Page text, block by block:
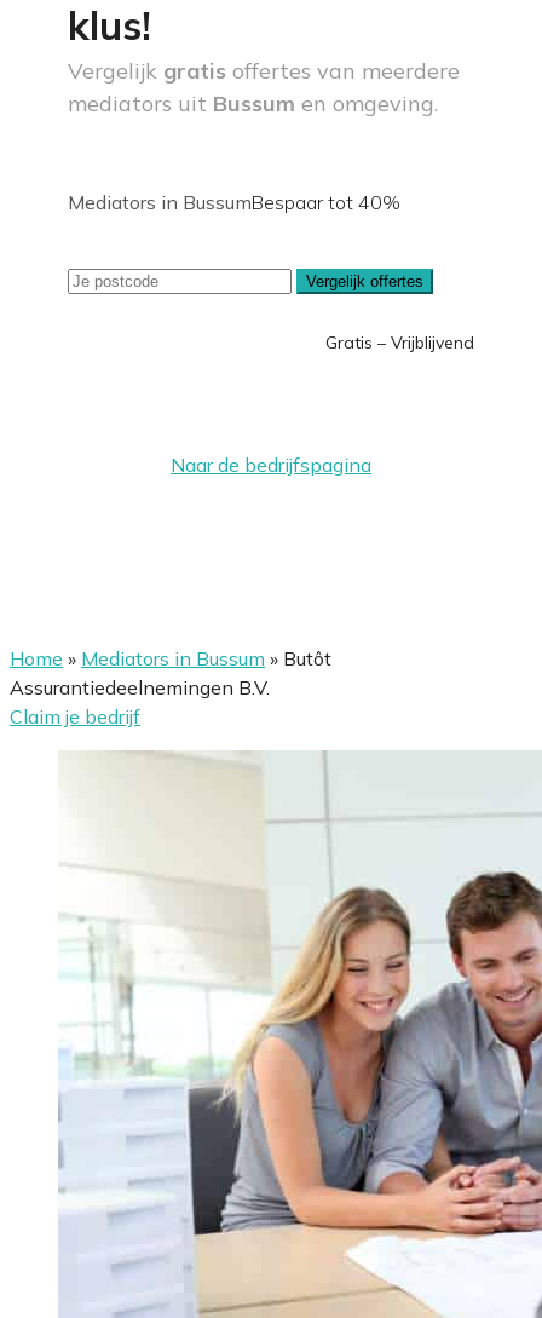
klus!
Vergelijk gratis offertes van meerdere
mediators uit Bussum en omgeving.
Mediators in BussumBespaar tot 40%
Vergelijk offertes
Gratis – Vrijblijvend
Naar de bedrijfspagina
Home » Mediators in Bussum » Butôt
Assurantiedeelnemingen B.V.
Claim je bedrijf